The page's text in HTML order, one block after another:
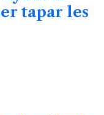
tapar les